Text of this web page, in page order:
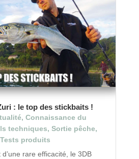
: le top des stickbaits !
, Connaissance du
techniques, Sortie pêche,
Tests produits
rare efficacité, le 3DB